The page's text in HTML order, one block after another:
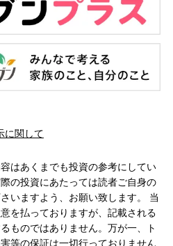
に関して
はあくまでも投資の参考にしてい
の投資にあたっては読者ご自身の
いますよう、お願い致します。 当
を払っておりますが、記載される
ものではありません。万が一、ト
等の保証は一切行っておりません